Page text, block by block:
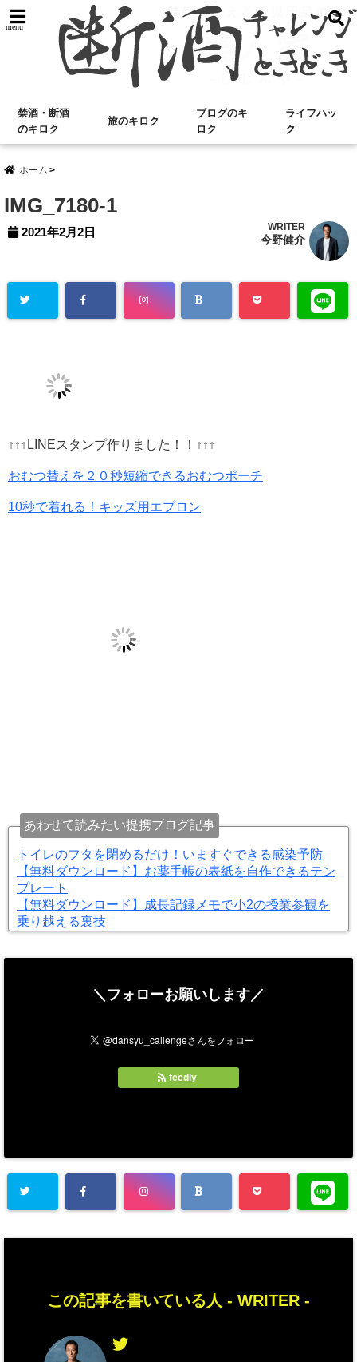
menu
禁酒・断酒
のキロク
旅のキロク
ブログのキ
ロク
ライフハッ
ク
ホーム
IMG_7180-1
2021年2月2日 WRITER
今野健介
↑↑↑LINEスタンプ作りました！！↑↑↑
おむつ替えを２０秒短縮できるおむつポーチ
10秒で着れる！キッズ用エプロン
あわせて読みたい提携ブログ記事
トイレのフタを閉めるだけ！いますぐできる感染予防
【無料ダウンロード】お薬手帳の表紙を自作できるテン
プレート
【無料ダウンロード】成長記録メモで小2の授業参観を
乗り越える裏技
＼フォローお願いします／
feedly
この記事を書いている人 - WRITER -